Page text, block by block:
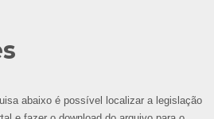
abaixo é possível localizar a legislação